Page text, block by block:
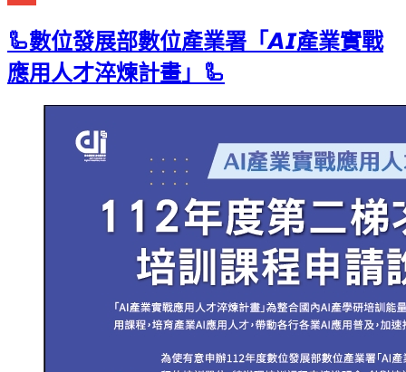
🦾數位發展部數位產業署「𝘼𝙄產業實戰
應用人才淬煉計畫」🦾